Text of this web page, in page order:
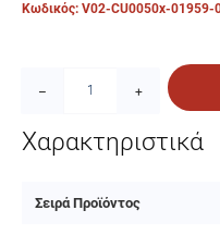
Κωδικός: V02-CU0050x-01959-
– +
Χαρακτηριστικά
Σειρά Προϊόντος